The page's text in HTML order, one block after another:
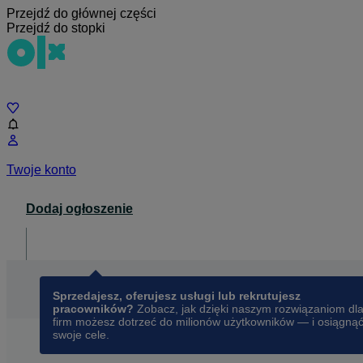
Przejdź do głównej części
Przejdź do stopki
Twoje konto
Dodaj ogłoszenie
Sprzedajesz, oferujesz usługi lub rekrutujesz
pracowników? Zobacz, jak dzięki naszym rozwiązaniom dla
firm możesz dotrzeć do milionów użytkowników — i osiągnąć
swoje cele.